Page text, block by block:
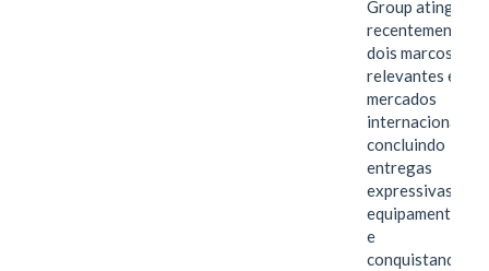
Group atingiu
recentemente
dois marcos
relevantes em
mercados
internacionais,
concluindo
entregas
expressivas de
equipamentos
e
conquistando